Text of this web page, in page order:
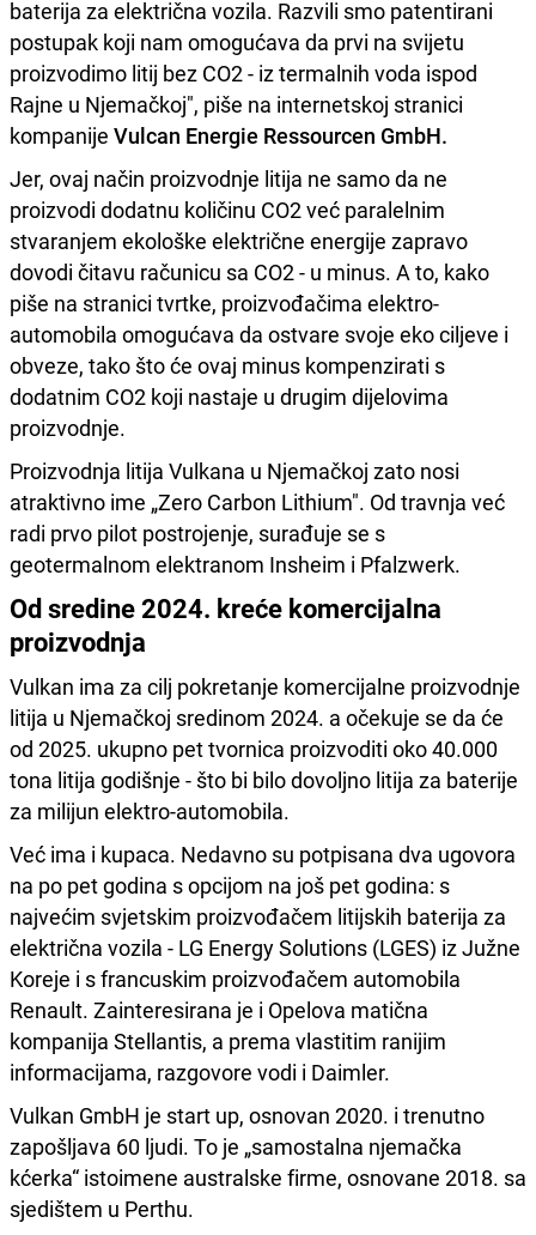
baterija za električna vozila. Razvili smo patentirani
postupak koji nam omogućava da prvi na svijetu
proizvodimo litij bez CO2 - iz termalnih voda ispod
Rajne u Njemačkoj", piše na internetskoj stranici
kompanije Vulcan Energie Ressourcen GmbH.
Jer, ovaj način proizvodnje litija ne samo da ne
proizvodi dodatnu količinu CO2 već paralelnim
stvaranjem ekološke električne energije zapravo
dovodi čitavu računicu sa CO2 - u minus. A to, kako
piše na stranici tvrtke, proizvođačima elektro-
automobila omogućava da ostvare svoje eko ciljeve i
obveze, tako što će ovaj minus kompenzirati s
dodatnim CO2 koji nastaje u drugim dijelovima
proizvodnje.
Proizvodnja litija Vulkana u Njemačkoj zato nosi
atraktivno ime „Zero Carbon Lithium". Od travnja već
radi prvo pilot postrojenje, surađuje se s
geotermalnom elektranom Insheim i Pfalzwerk.
Od sredine 2024. kreće komercijalna
proizvodnja
Vulkan ima za cilj pokretanje komercijalne proizvodnje
litija u Njemačkoj sredinom 2024. a očekuje se da će
od 2025. ukupno pet tvornica proizvoditi oko 40.000
tona litija godišnje - što bi bilo dovoljno litija za baterije
za milijun elektro-automobila.
Već ima i kupaca. Nedavno su potpisana dva ugovora
na po pet godina s opcijom na još pet godina: s
najvećim svjetskim proizvođačem litijskih baterija za
električna vozila - LG Energy Solutions (LGES) iz Južne
Koreje i s francuskim proizvođačem automobila
Renault. Zainteresirana je i Opelova matična
kompanija Stellantis, a prema vlastitim ranijim
informacijama, razgovore vodi i Daimler.
Vulkan GmbH je start up, osnovan 2020. i trenutno
zapošljava 60 ljudi. To je „samostalna njemačka
kćerka“ istoimene australske firme, osnovane 2018. sa
sjedištem u Perthu.